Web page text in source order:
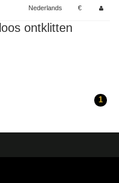
Nederlands €
ontklitten
1